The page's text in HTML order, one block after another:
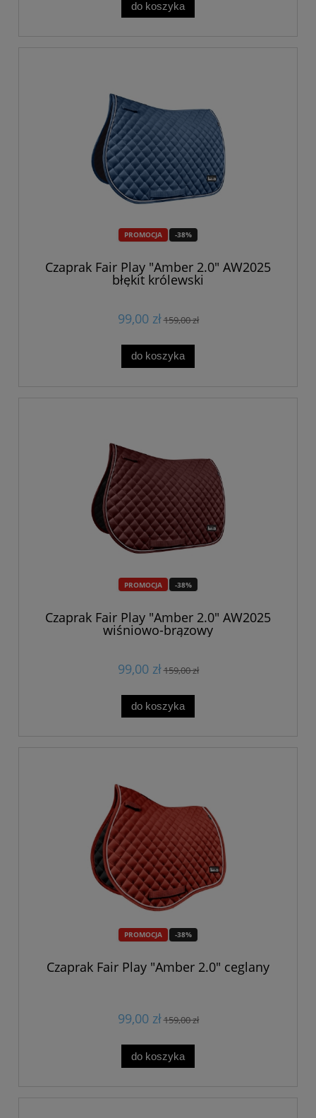
do koszyka
PROMOCJA -38%
Czaprak Fair Play "Amber 2.0" AW2025
błękit królewski
99,00 zł159,00 zł
do koszyka
PROMOCJA -38%
Czaprak Fair Play "Amber 2.0" AW2025
wiśniowo-brązowy
99,00 zł159,00 zł
do koszyka
PROMOCJA -38%
Czaprak Fair Play "Amber 2.0" ceglany
99,00 zł159,00 zł
do koszyka